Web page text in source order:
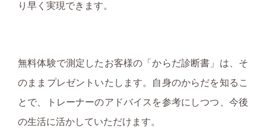
り早く実現できます。
無料体験で測定したお客様の「からだ診断書」は、そ
のままプレゼントいたします。自身のからだを知るこ
とで、トレーナーのアドバイスを参考にしつつ、今後
の生活に活かしていただけます。